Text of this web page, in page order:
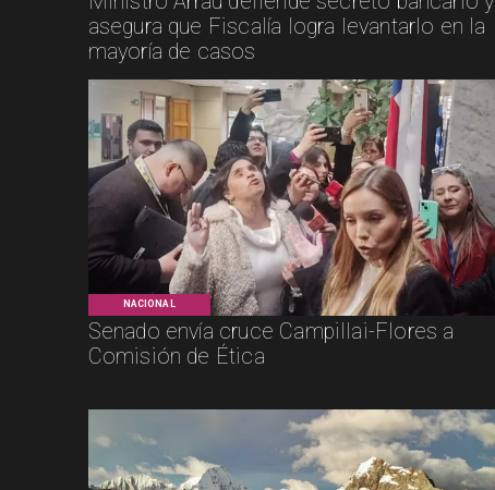
asegura que Fiscalía logra levantarlo en la
mayoría de casos
NACIONAL
Senado envía cruce Campillai-Flores a
Comisión de Ética